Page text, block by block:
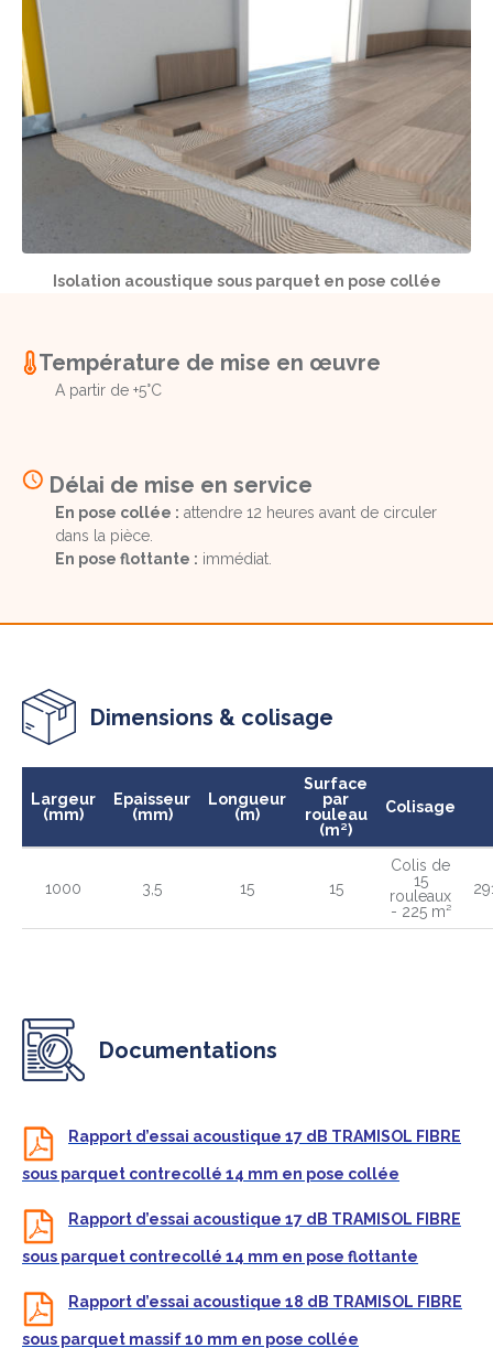
Isolation acoustique sous parquet en pose collée
Température de mise en œuvre
A partir de +5°C
Délai de mise en service
En pose collée : attendre 12 heures avant de circuler
dans la pièce.
En pose flottante : immédiat.
Dimensions & colisage
Largeur
(mm)
Epaisseur
(mm)
Longueur
(m)
Surface
par
rouleau
(m²)
Colisage
1000 3,5 15 15
Colis de
15
rouleaux
- 225 m²
Documentations
Rapport d’essai acoustique 17 dB TRAMISOL FIBRE
sous parquet contrecollé 14 mm en pose collée
Rapport d’essai acoustique 17 dB TRAMISOL FIBRE
sous parquet contrecollé 14 mm en pose flottante
Rapport d’essai acoustique 18 dB TRAMISOL FIBRE
sous parquet massif 10 mm en pose collée